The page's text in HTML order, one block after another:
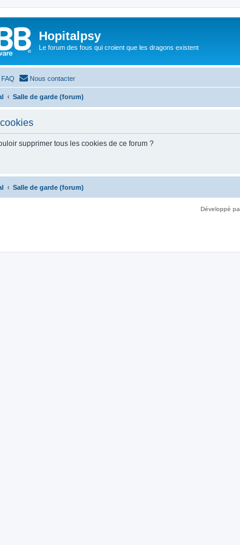
Hopitalpsy
Le forum des fous qui croient que les dragons existent
FAQ Nous contacter
Salle de garde (forum)
supprimer tous les cookies de ce forum ?
Salle de garde (forum)
Développé